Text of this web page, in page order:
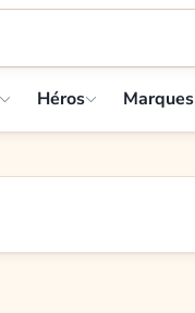
Héros Marques